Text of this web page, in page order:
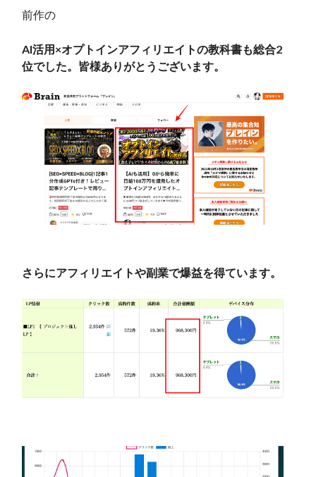
前作の
AI活用×オプトインアフィリエイトの教科書も総合2
位でした。皆様ありがとうございます。
さらにアフィリエイトや副業で爆益を得ています。